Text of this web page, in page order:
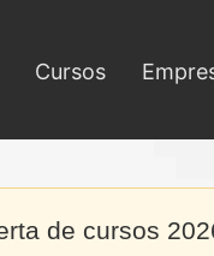
Cursos
de cursos